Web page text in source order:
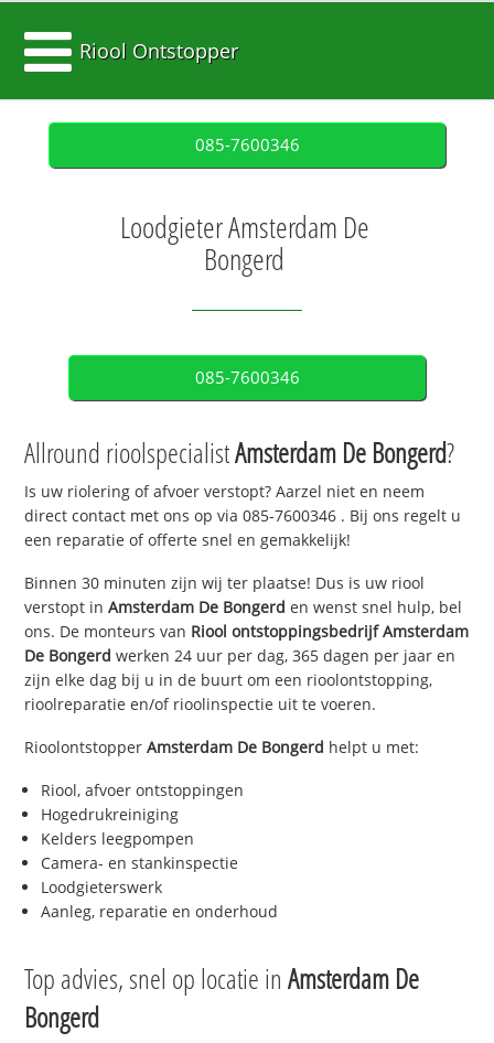
Riool Ontstopper
085-7600346
Loodgieter Amsterdam De
Bongerd
085-7600346
Allround rioolspecialistAmsterdam De Bongerd?
Is uw riolering of afvoer verstopt? Aarzel niet en neem
direct contact met ons op via085-7600346 . Bij ons regelt u
een reparatie of offerte snel en gemakkelijk!
Binnen 30 minuten zijn wij ter plaatse! Dus is uw riool
verstopt inAmsterdam De Bongerd en wenst snel hulp, bel
ons. De monteurs van Riool ontstoppingsbedrijfAmsterdam
De Bongerd werken 24 uur per dag, 365 dagen per jaar en
zijn elke dag bij u in de buurt om een rioolontstopping,
rioolreparatie en/of rioolinspectie uit te voeren.
RioolontstopperAmsterdam De Bongerd helpt u met:
Riool, afvoer ontstoppingen
Hogedrukreiniging
Kelders leegpompen
Camera- en stankinspectie
Loodgieterswerk
Aanleg, reparatie en onderhoud
Top advies, snel op locatie inAmsterdam De
Bongerd